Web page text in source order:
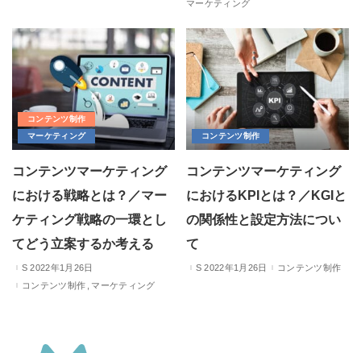
マーケティング
コンテンツ制作
マーケティング
コンテンツマーケティング
における戦略とは？／マー
ケティング戦略の一環とし
てどう立案するか考える
2022年1月26日
コンテンツ制作
マーケティング
コンテンツ制作
コンテンツマーケティング
におけるKPIとは？／KGIと
の関係性と設定方法につい
て
2022年1月26日 コンテンツ制作